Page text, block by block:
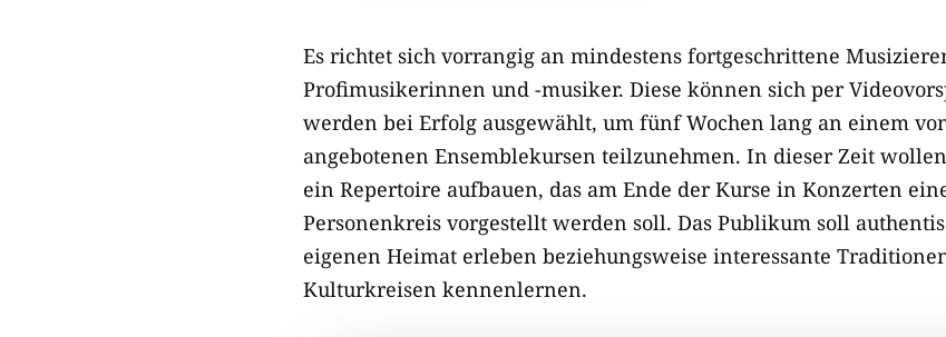
Es richtet sich vorrangig an mindestens fortgeschrittene
Profimusikerinnen und -musiker. Diese können sich per
werden bei Erfolg ausgewählt, um fünf Wochen lang an einem
angebotenen Ensemblekursen teilzunehmen. In dieser Zeit
ein Repertoire aufbauen, das am Ende der Kurse in Konzerten
Personenkreis vorgestellt werden soll. Das Publikum soll
eigenen Heimat erleben beziehungsweise interessante
Kulturkreisen kennenlernen.